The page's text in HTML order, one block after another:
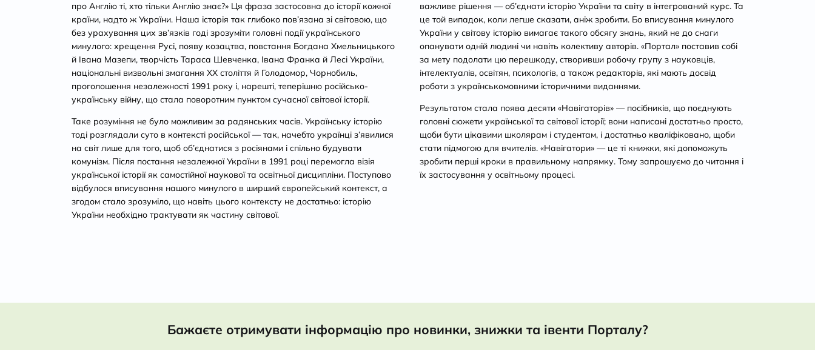
про Англію ті, хто тільки Англію знає?» Ця фраза застосовна до історії кожної
країни, надто ж України. Наша історія так глибоко пов’язана зі світовою, що
без урахування цих зв’язків годі зрозуміти головні події українського
минулого: хрещення Русі, появу козацтва, повстання Богдана Хмельницького
й Івана Мазепи, творчість Тараса Шевченка, Івана Франка й Лесі України,
національні визвольні змагання ХХ століття й Голодомор, Чорнобиль,
проголошення незалежності 1991 року і, нарешті, теперішню російсько-
українську війну, що стала поворотним пунктом сучасної світової історії.
Таке розуміння не було можливим за радянських часів. Українську історію
тоді розглядали суто в контексті російської — так, начебто українці з’явилися
на світ лише для того, щоб об’єднатися з росіянами і спільно будувати
комунізм. Після постання незалежної України в 1991 році перемогла візія
української історії як самостійної наукової та освітньої дисципліни. Поступово
відбулося вписування нашого минулого в ширший європейський контекст, а
згодом стало зрозуміло, що навіть цього контексту не достатньо: історію
України необхідно трактувати як частину світової.
важливе рішення — об’єднати історію України та світу в інтегрований курс. Та
це той випадок, коли легше сказати, аніж зробити. Бо вписування минулого
України у світову історію вимагає такого обсягу знань, який не до снаги
опанувати одній людині чи навіть колективу авторів. «Портал» поставив собі
за мету подолати цю перешкоду, створивши робочу групу з науковців,
інтелектуалів, освітян, психологів, а також редакторів, які мають досвід
роботи з українськомовними історичними виданнями.
Результатом стала поява десяти «Навігаторів» — посібників, що поєднують
головні сюжети української та світової історії; вони написані достатньо просто,
щоби бути цікавими школярам і студентам, і достатньо кваліфіковано, щоби
стати підмогою для вчителів. «Навігатори» — це ті книжки, які допоможуть
зробити перші кроки в правильному напрямку. Тому запрошуємо до читання і
їх застосування у освітньому процесі.
Бажаєте отримувати інформацію про новинки, знижки та івенти Порталу?